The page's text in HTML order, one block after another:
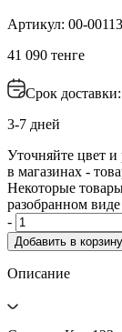
Артикул: 00-
41 090 тенге
Срок доставки:
3-7 дней
Уточняйте цвет и
в магазинах -
Некоторые
разобранном виде
-
Добавить в корзину
Описание